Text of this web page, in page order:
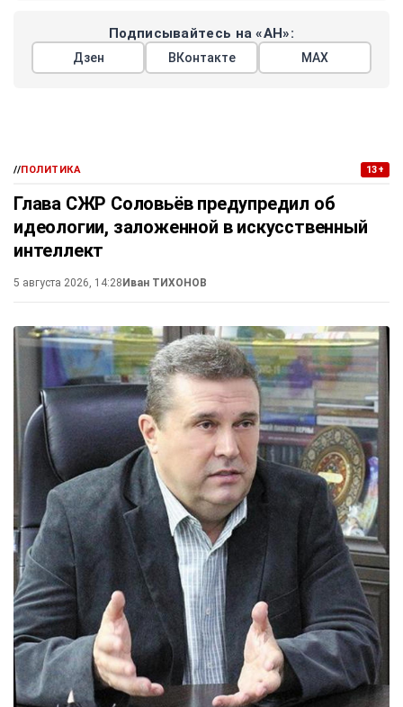
Подписывайтесь на «АН»:
Дзен ВКонтакте МАХ
//ПОЛИТИКА 13+
Глава СЖР Соловьёв предупредил об
идеологии, заложенной в искусственный
интеллект
5 августа 2026, 14:28 Иван ТИХОНОВ